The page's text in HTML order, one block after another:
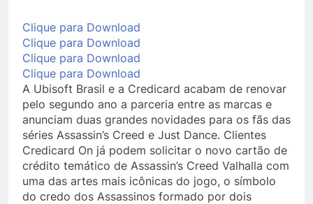
Clique para Download
Clique para Download
Clique para Download
Clique para Download
A Ubisoft Brasil e a Credicard acabam de renovar
pelo segundo ano a parceria entre as marcas e
anunciam duas grandes novidades para os fãs das
séries Assassin’s Creed e Just Dance. Clientes
Credicard On já podem solicitar o novo cartão de
crédito temático de Assassin’s Creed Valhalla com
uma das artes mais icônicas do jogo, o símbolo
do credo dos Assassinos formado por dois